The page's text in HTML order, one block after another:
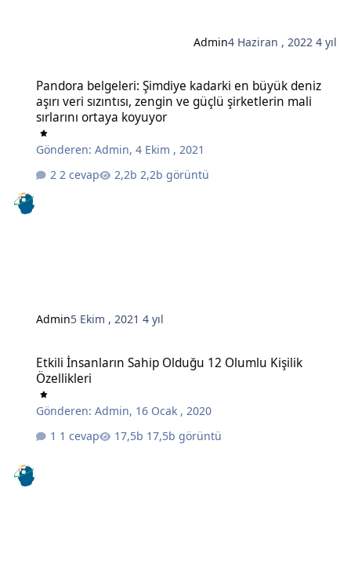
Admin4 Haziran , 2022 4 yıl
Pandora belgeleri: Şimdiye kadarki en büyük deniz
aşırı veri sızıntısı, zengin ve güçlü şirketlerin mali
sırlarını ortaya koyuyor
Gönderen:Admin,4 Ekim , 2021
2 cevap
2,2b görüntü
Admin5 Ekim , 20214 yıl
Etkili İnsanların Sahip Olduğu 12 Olumlu Kişilik
Özellikleri
Gönderen:Admin, 16 Ocak , 2020
1 cevap
17,5b görüntü